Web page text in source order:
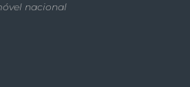
nacional